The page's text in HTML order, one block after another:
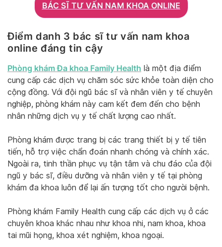
BÁC SĨ TƯ VẤN NAM KHOA ONLINE
Điểm danh 3 bác sĩ tư vấn nam khoa
online đáng tin cậy
Phòng khám Đa khoa Family Health là một địa điểm
cung cấp các dịch vụ chăm sóc sức khỏe toàn diện cho
cộng đồng. Với đội ngũ bác sĩ và nhân viên y tế chuyên
nghiệp, phòng khám này cam kết đem đến cho bệnh
nhân những dịch vụ y tế chất lượng cao nhất.
Phòng khám được trang bị các trang thiết bị y tế tiên
tiến, hỗ trợ việc chẩn đoán nhanh chóng và chính xác.
Ngoài ra, tinh thần phục vụ tận tâm và chu đáo của đội
ngũ y bác sĩ, điều dưỡng và nhân viên y tế tại phòng
khám đa khoa luôn để lại ấn tượng tốt cho người bệnh.
Phòng khám Family Health cung cấp các dịch vụ ở các
chuyên khoa khác nhau như khoa nhi, nam khoa, khoa
tai mũi họng, khoa xét nghiệm, khoa ngoại.